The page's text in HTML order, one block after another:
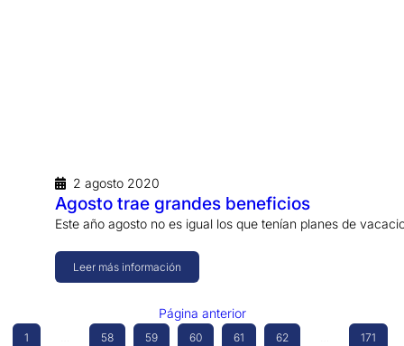
2 agosto 2020
Agosto trae grandes beneficios
Este año agosto no es igual los que tenían planes de
Leer más información
Página anterior
1 58 59 60 61 62 171